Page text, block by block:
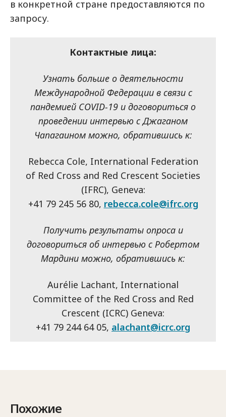
в конкретной стране предоставляются по
запросу.
Контактные лица:
Узнать больше о деятельности
Международной Федерации в связи с
пандемией COVID-19 и договориться о
проведении интервью с Джаганом
Чапагаином можно, обратившись к:
Rebecca Cole, International Federation
of Red Cross and Red Crescent Societies
(IFRC), Geneva:
+41 79 245 56 80, rebecca.cole@ifrc.org
Получить результаты опроса и
договориться об интервью с Робертом
Мардини можно, обратившись к:
Aurélie Lachant, International
Committee of the Red Cross and Red
Crescent (ICRC) Geneva:
+41 79 244 64 05, alachant@icrc.org
Похожие